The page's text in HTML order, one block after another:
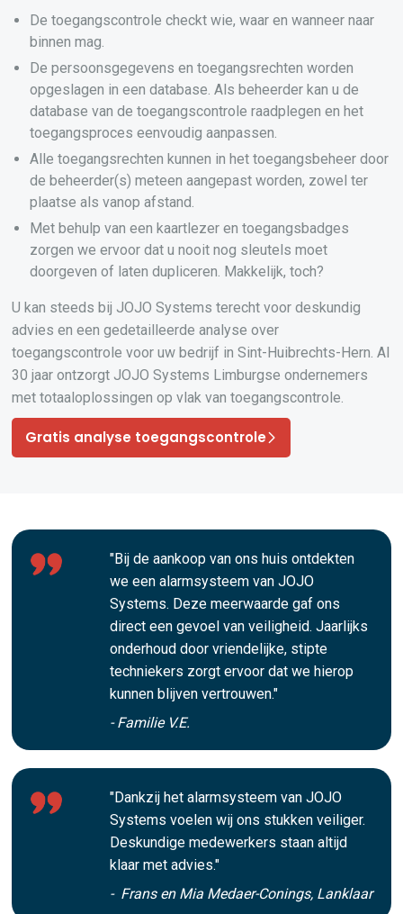
De toegangscontrole checkt wie, waar en wanneer naar
binnen mag.
De persoonsgegevens en toegangsrechten worden
opgeslagen in een database. Als beheerder kan u de
database van de toegangscontrole raadplegen en het
toegangsproces eenvoudig aanpassen.
Alle toegangsrechten kunnen in het toegangsbeheer door
de beheerder(s) meteen aangepast worden, zowel ter
plaatse als vanop afstand.
Met behulp van een kaartlezer en toegangsbadges
zorgen we ervoor dat u nooit nog sleutels moet
doorgeven of laten dupliceren. Makkelijk, toch?
U kan steeds bij JOJO Systems terecht voor deskundig
advies en een gedetailleerde analyse over
toegangscontrole voor uw bedrijf in Sint-Huibrechts-Hern. Al
30 jaar ontzorgt JOJO Systems Limburgse ondernemers
met totaaloplossingen op vlak van toegangscontrole.
Gratis analyse toegangscontrole
"Bij de aankoop van ons huis ontdekten
we een alarmsysteem van JOJO
Systems. Deze meerwaarde gaf ons
direct een gevoel van veiligheid. Jaarlijks
onderhoud door vriendelijke, stipte
techniekers zorgt ervoor dat we hierop
kunnen blijven vertrouwen."
- Familie V.E.
"Dankzij het alarmsysteem van JOJO
Systems voelen wij ons stukken veiliger.
Deskundige medewerkers staan altijd
klaar met advies."
- Frans en Mia Medaer-Conings, Lanklaar